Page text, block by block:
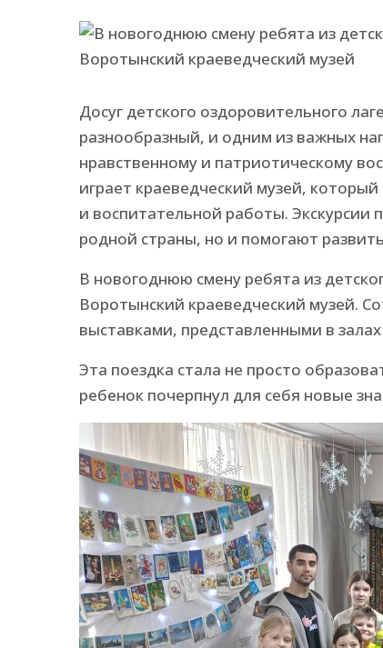
Досуг детского оздоровительного
разнообразный, и одним из важных
нравственному и патриотическому
играет краеведческий музей,
и воспитательной работы. Экскурсии
родной страны, но и помогают
В новогоднюю смену ребята из
Воротынский краеведческий музей.
выставками, представленными в залах
Эта поездка стала не просто
ребенок почерпнул для себя новые